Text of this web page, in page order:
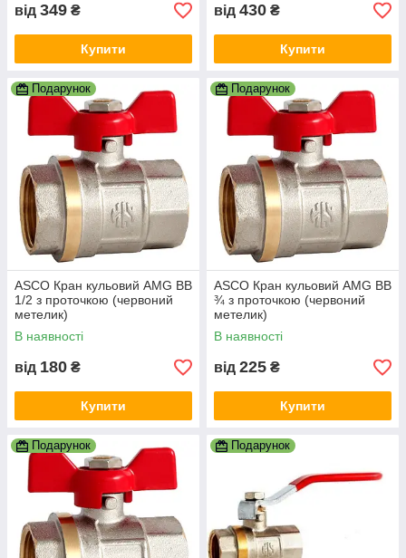
від 349 ₴
Купити
від 430 ₴
Купити
Подарунок
ASCO Кран кульовий AMG ВВ
1/2 з проточкою (червоний
метелик)
В наявності
від 180 ₴
Купити
Подарунок
ASCO Кран кульовий AMG ВВ
¾ з проточкою (червоний
метелик)
В наявності
від 225 ₴
Купити
Подарунок Подарунок